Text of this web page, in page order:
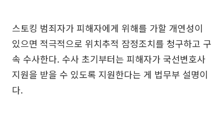
스토킹 범죄자가 피해자에게 위해를 가할 개연성이
있으면 적극적으로 위치추적 잠정조치를 청구하고 구
속 수사한다. 수사 초기부터는 피해자가 국선변호사
지원을 받을 수 있도록 지원한다는 게 법무부 설명이
다.